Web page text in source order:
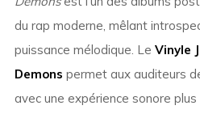
du rap moderne, mêlant
puissance mélodique. Le Vinyle
Demons permet aux auditeurs
avec une expérience sonore